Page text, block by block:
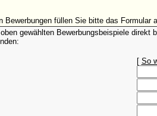
Bewerbungen füllen Sie bitte das Formular
gewählten Bewerbungsbeispiele direkt
[ So